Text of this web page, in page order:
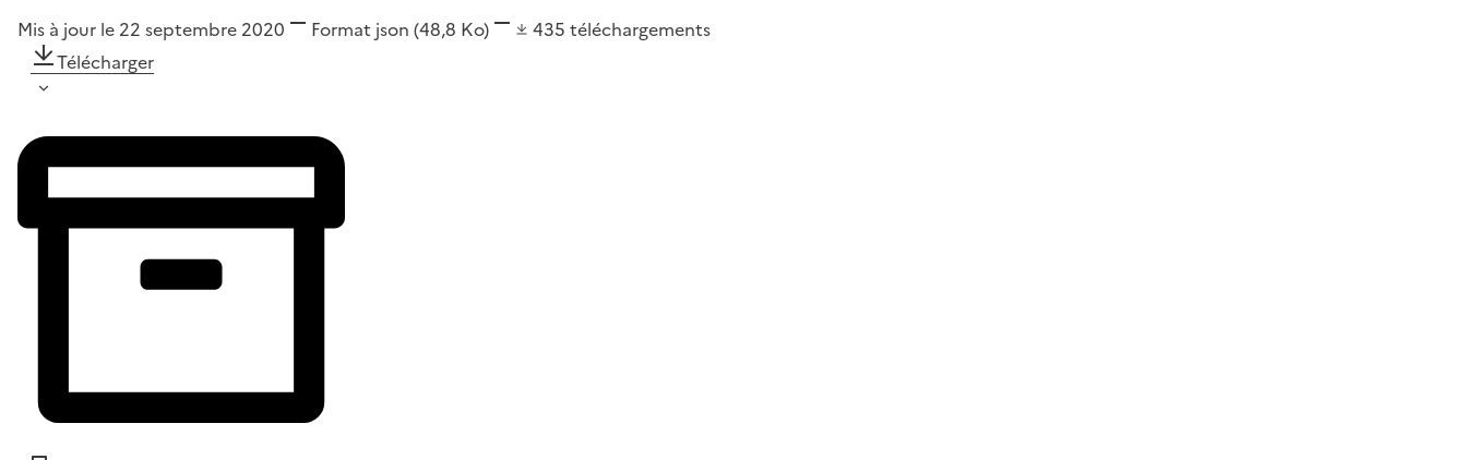
Mis à jour le 22 septembre 2020 Format json (48,8 Ko) 435 téléchargements
Télécharger